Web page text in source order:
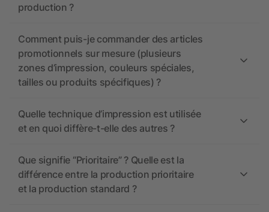
production ?
Comment puis-je commander des articles
promotionnels sur mesure (plusieurs
zones d’impression, couleurs spéciales,
tailles ou produits spécifiques) ?
Quelle technique d’impression est utilisée
et en quoi diffère-t-elle des autres ?
Que signifie “Prioritaire” ? Quelle est la
différence entre la production prioritaire
et la production standard ?